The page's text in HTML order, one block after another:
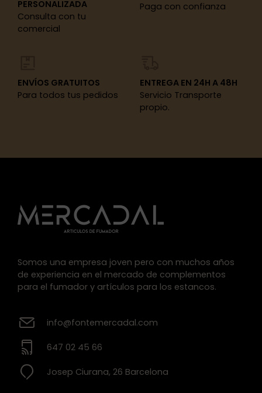
PERSONALIZADA
Consulta con tu
comercial
Paga con confianza
ENVÍOS GRATUITOS
Para todos tus pedidos
ENTREGA EN 24H A 48H
Servicio Transporte
propio.
Somos una empresa joven pero con muchos años
de experiencia en el mercado de complementos
para el fumador y artículos para los estancos.
info@fontemercadal.com
647 02 45 66
Josep Ciurana, 26 Barcelona